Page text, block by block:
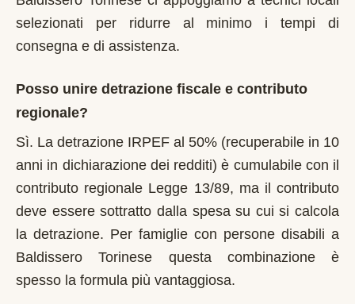
selezionati per ridurre al minimo i tempi di
consegna e di assistenza.
Posso unire detrazione fiscale e contributo
regionale?
Sì. La detrazione IRPEF al 50% (recuperabile in 10
anni in dichiarazione dei redditi) è cumulabile con il
contributo regionale Legge 13/89, ma il contributo
deve essere sottratto dalla spesa su cui si calcola
la detrazione. Per famiglie con persone disabili a
Baldissero Torinese questa combinazione è
spesso la formula più vantaggiosa.